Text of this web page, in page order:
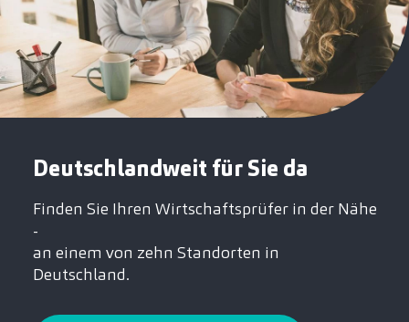
Deutschlandweit für Sie da
Finden Sie Ihren Wirtschaftsprüfer in der Nähe
-
an einem von zehn Standorten in
Deutschland.